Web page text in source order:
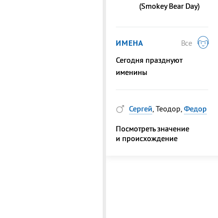
(Smokey Bear Day)
ИМЕНА
Все
Сегодня празднуют
именины
Сергей, Теодор, Федор
Посмотреть значение
и происхождение